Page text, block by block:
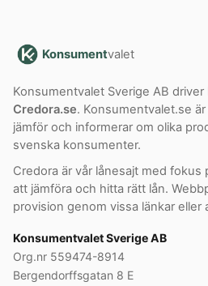
Konsumentvalet
Konsumentvalet Sverige AB driver
Credora.se. Konsumentvalet.se
jämför och informerar om olika
svenska konsumenter.
Credora är vår lånesajt med fokus
att jämföra och hitta rätt lån.
provision genom vissa länkar
Konsumentvalet Sverige AB
Org.nr 559474-8914
Bergendorffsgatan 8 E